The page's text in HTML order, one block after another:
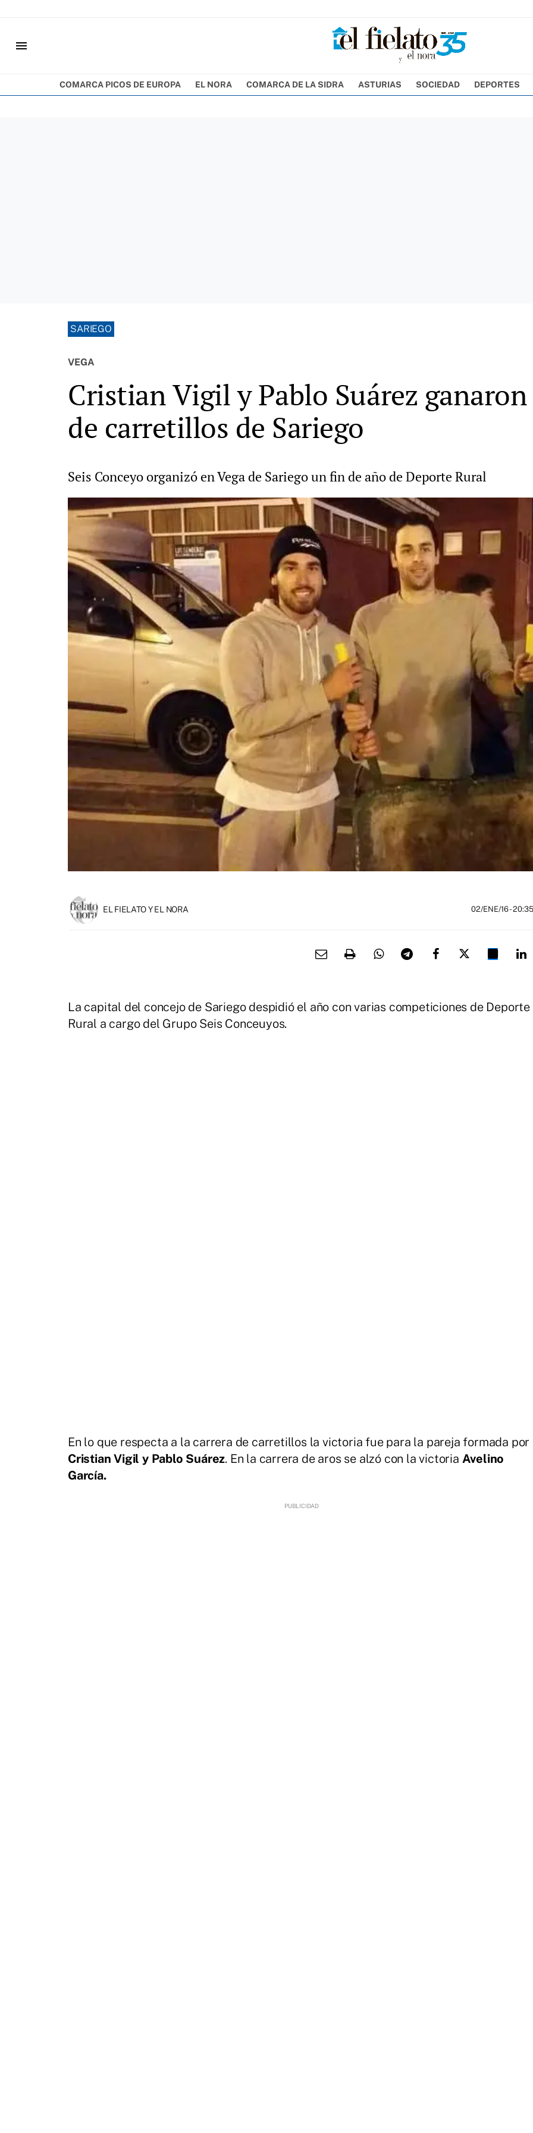
menu
COMARCA PICOS DE EUROPA EL NORA COMARCA DE LA SIDRA ASTURIAS SOCIEDAD DEPORTES
SARIEGO
VEGA
Cristian Vigil y Pablo Suárez
de carretillos de Sariego
Seis Conceyo organizó en Vega de Sariego un fin de año de Deporte Rural
EL FIELATO Y EL NORA 02/ENE/16- 20:35
La capital del concejo de Sariego despidió el año con varias competiciones de Deporte
Rural a cargo del Grupo Seis Conceuyos.
En lo que respecta a la carrera de carretillos la victoria fue para la pareja formada por
Cristian Vigil y Pablo Suárez. En la carrera de aros se alzó con la victoria Avelino
García.